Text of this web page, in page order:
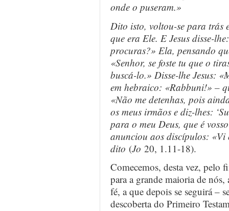
onde o puseram.»
Dito isto, voltou-se para trás
que era Ele. E Jesus disse-
procuras?» Ela, pensando
«Senhor, se foste tu que o
buscá-lo.» Disse-lhe Jesus:
em hebraico: «Rabbuni!» –
«Não me detenhas, pois
os meus irmãos e diz-lhes:
para o meu Deus, que é
anunciou aos discípulos:
dito (Jo 20, 1.11-18).
Comecemos, desta vez, pelo
para a grande maioria de
fé, a que depois se seguirá –
descoberta do Primeiro